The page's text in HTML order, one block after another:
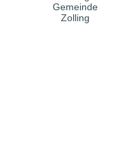
Gemeinde
Zolling